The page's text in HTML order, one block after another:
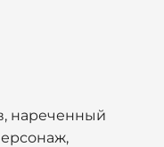
нареченный